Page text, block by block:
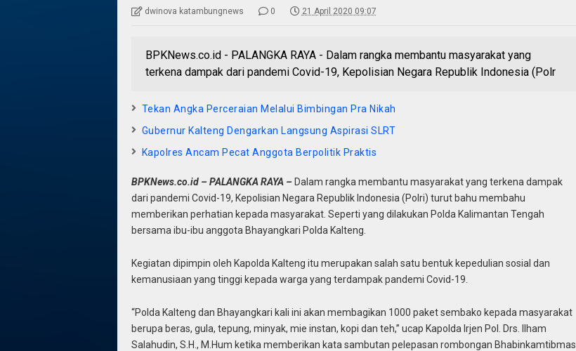
dwinova katambungnews 0 21 April 2020 09:07
BPKNews.co.id - PALANGKA RAYA - Dalam rangka membantu masyarakat yang
terkena dampak dari pandemi Covid-19, Kepolisian Negara Republik Indonesia (Polr
Tekan Angka Perceraian Melalui Bimbingan Pra Nikah
Gubernur Kalteng Dengarkan Langsung Aspirasi SLRT
Kapolres Ancam Pecat Anggota Berpolitik Praktis
BPKNews.co.id – PALANGKA RAYA – Dalam rangka membantu masyarakat yang terkena dampak
dari pandemi Covid-19, Kepolisian Negara Republik Indonesia (Polri) turut bahu membahu
memberikan perhatian kepada masyarakat. Seperti yang dilakukan Polda Kalimantan Tengah
bersama ibu-ibu anggota Bhayangkari Polda Kalteng.
Kegiatan dipimpin oleh Kapolda Kalteng itu merupakan salah satu bentuk kepedulian sosial dan
kemanusiaan yang tinggi kepada warga yang terdampak pandemi Covid-19.
“Polda Kalteng dan Bhayangkari kali ini akan membagikan 1000 paket sembako kepada masyarakat
berupa beras, gula, tepung, minyak, mie instan, kopi dan teh,” ucap Kapolda Irjen Pol. Drs. Ilham
Salahudin, S.H., M.Hum ketika memberikan kata sambutan pelepasan rombongan Bhabinkamtibmas